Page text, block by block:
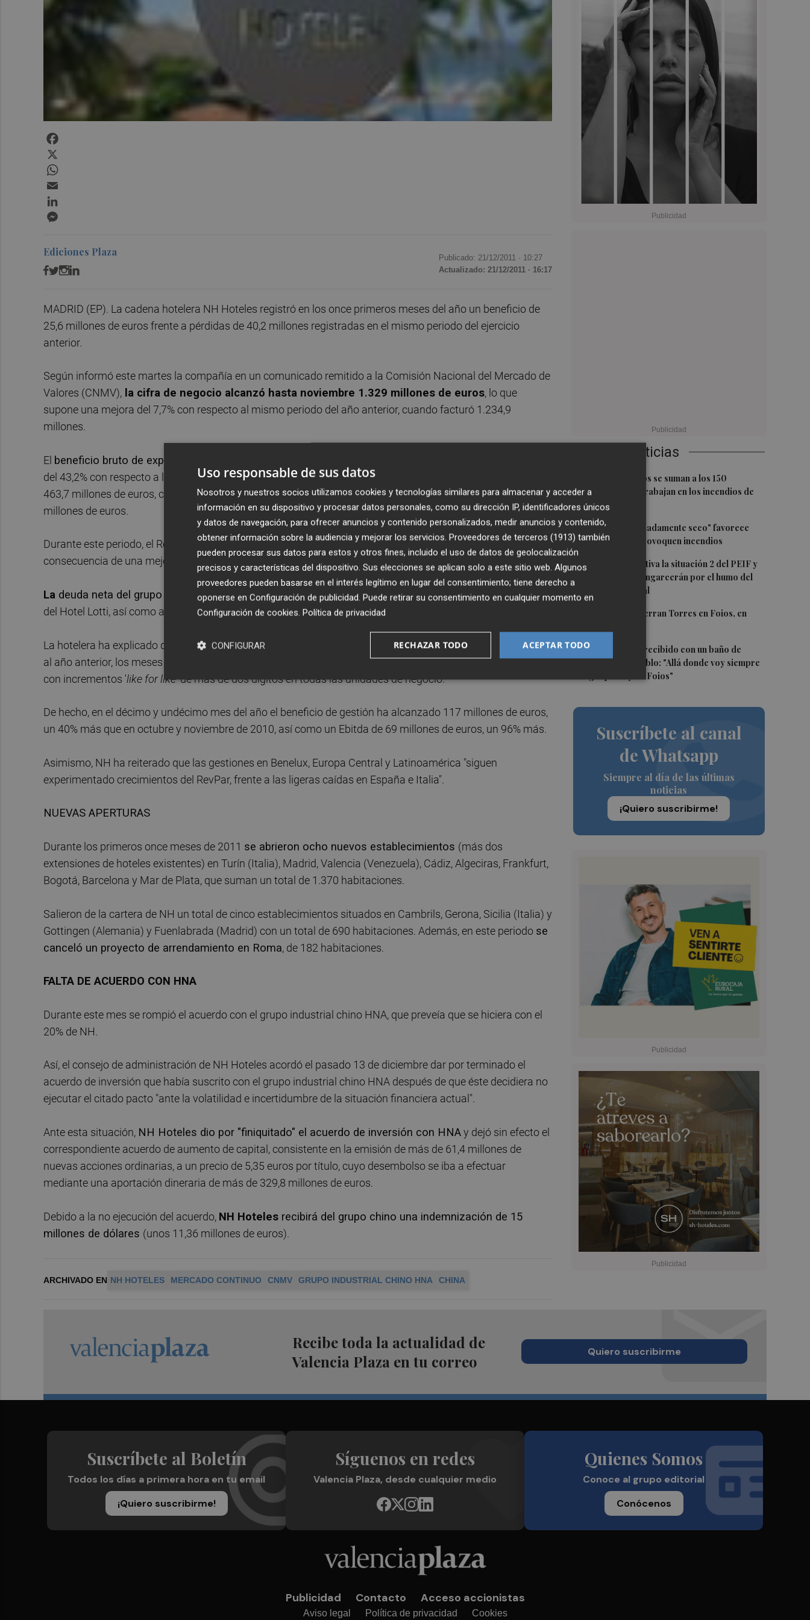
Últimas Noticias
18 medios aéreos se suman a los 150
terrestres que trabajan en los incendios de
Castellón
2El suelo "extremadamente seco" favorece
que los rayos provoquen incendios
3Emergencias activa la situación 2 del PEIF y
confina Sierra Engarcerán por el humo del
incendio forestal
El homenaje a Ferran Torres en Foios, en
5Ferran Torres, recibido con un baño de
masas en su pueblo: "Allá donde voy siempre
digo que soy de Foios"
Suscríbete al canal
de Whatsapp
Siempre al día de las últimas
noticias
¡Quiero suscribirme!
Ediciones Plaza Publicado: 21/12/2011 · 10:27
Actualizado: 21/12/2011 · 16:17
MADRID (EP). La cadena hotelera NH Hoteles registró en los once primeros meses del año un beneficio de
25,6 millones de euros frente a pérdidas de 40,2 millones registradas en el mismo periodo del ejercicio
anterior.
Según informó este martes la compañía en un comunicado remitido a la Comisión Nacional del Mercado de
Valores (CNMV), la cifra de negocio alcanzó hasta noviembre 1.329 millones de euros, lo que
supone una mejora del 7,7% con respecto al mismo periodo del año anterior, cuando facturó 1.234,9
millones.
El beneficio bruto de explotación (Ebitda)
del 43,2% con respecto a los once primeros meses de 2010, mientras que el beneficio de gestión llegó a los
463,7 millones de euros, casi un 20% más que en el mismo periodo del año anterior, cuando alcanzó 387,2
millones de euros.
Durante este periodo, el RevPar consolidado -ingreso por habitación disponible- aumentó un 5% como
consecuencia de una mejora de la ocupación del 3% y un crecimiento de los precios medios (ADR) del 1,9%.
La deuda neta del grupo se redujoun 7,5%, hasta los 987,8 millones de euros, gracias al cobro de la venta
del Hotel Lotti, así como a la mejora de los márgenes operativos.
La hotelera ha explicado que a pesar de una ralentización de la tendencia de incremento en ventas respecto
al año anterior, los meses de octubre y noviembre han destacado por lograr un Ebitda "muy satisfactorio",
con incrementos 'like for like' de más de dos dígitos en todas las unidades de negocio.
De hecho, en el décimo y undécimo mes del año el beneficio de gestión ha alcanzado 117 millones de euros,
un 40% más que en octubre y noviembre de 2010, así como un Ebitda de 69 millones de euros, un 96% más.
Asimismo, NH ha reiterado que las gestiones en Benelux, Europa Central y Latinoamérica "siguen
experimentado crecimientos del RevPar, frente a las ligeras caídas en España e Italia".
NUEVAS APERTURAS
Durante los primeros once meses de 2011 se abrieron ocho nuevos establecimientos (más dos
extensiones de hoteles existentes) en Turín (Italia), Madrid, Valencia (Venezuela), Cádiz, Algeciras, Frankfurt,
Bogotá, Barcelona y Mar de Plata, que suman un total de 1.370 habitaciones.
Salieron de la cartera de NH un total de cinco establecimientos situados en Cambrils, Gerona, Sicilia (Italia) y
Gottingen (Alemania) y Fuenlabrada (Madrid) con un total de 690 habitaciones. Además, en este periodo se
canceló un proyecto de arrendamiento en Roma, de 182 habitaciones.
FALTA DE ACUERDO CON HNA
Durante este mes se rompió el acuerdo con el grupo industrial chino HNA, que preveía que se hiciera con el
20% de NH.
Así, el consejo de administración de NH Hoteles acordó el pasado 13 de diciembre dar por terminado el
acuerdo de inversión que había suscrito con el grupo industrial chino HNA después de que éste decidiera no
ejecutar el citado pacto "ante la volatilidad e incertidumbre de la situación financiera actual".
Ante esta situación, NH Hoteles dio por "finiquitado" el acuerdo de inversión con HNAy dejó sin efecto el
correspondiente acuerdo de aumento de capital, consistente en la emisión de más de 61,4 millones de
nuevas acciones ordinarias, a un precio de 5,35 euros por título, cuyo desembolso se iba a efectuar
mediante una aportación dineraria de más de 329,8 millones de euros.
Debido a la no ejecución del acuerdo, NH Hoteles recibirá del grupo chino una indemnización de 15
millones de dólares (unos 11,36 millones de euros).
ARCHIVADO EN NH HOTELES MERCADO CONTINUO CNMV GRUPO INDUSTRIAL CHINO HNA CHINA
Recibe toda la actualidad de
Valencia Plaza en tu correo
Quiero suscribirme
Suscríbete al Boletín
Todos los días a primera hora en tu email
¡Quiero suscribirme!
Síguenos en redes
Valencia Plaza, desde cualquier medio
Quienes Somos
Conoce al grupo editorial
Conócenos
Publicidad Contacto Acceso accionistas
Aviso legal Política de privacidad Cookies
Uso responsable de sus datos
Nosotros y nuestros socios utilizamos cookies y tecnologías similares para almacenar y acceder a
información en su dispositivo y procesar datos personales, como su dirección IP, identificadores únicos
y datos de navegación, para ofrecer anuncios y contenido personalizados, medir anuncios y contenido,
obtener información sobre la audiencia y mejorar los servicios. Proveedores de terceros (1913) también
pueden procesar sus datos para estos y otros fines, incluido el uso de datos de geolocalización
precisos y características del dispositivo. Sus elecciones se aplican solo a este sitio web. Algunos
proveedores pueden basarse en el interés legítimo en lugar del consentimiento; tiene derecho a
oponerse en Configuración de publicidad. Puede retirar su consentimiento en cualquier momento en
Configuración de cookies. Política de privacidad
ACEPTAR TODO
RECHAZAR TODO
CONFIGURAR